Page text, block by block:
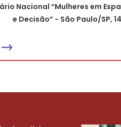
Nacional “Mulheres em
e Decisão” - São Paulo/SP,